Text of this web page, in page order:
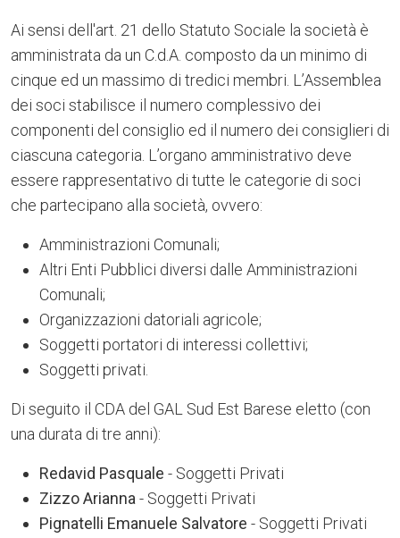
Ai sensi dell'art. 21 dello Statuto Sociale la società è
amministrata da un C.d.A. composto da un minimo di
cinque ed un massimo di tredici membri. L’Assemblea
dei soci stabilisce il numero complessivo dei
componenti del consiglio ed il numero dei consiglieri di
ciascuna categoria. L’organo amministrativo deve
essere rappresentativo di tutte le categorie di soci
che partecipano alla società, ovvero:
Amministrazioni Comunali;
Altri Enti Pubblici diversi dalle Amministrazioni
Comunali;
Organizzazioni datoriali agricole;
Soggetti portatori di interessi collettivi;
Soggetti privati.
Di seguito il CDA del GAL Sud Est Barese eletto (con
una durata di tre anni):
Redavid Pasquale - Soggetti Privati
Zizzo Arianna - Soggetti Privati
Pignatelli Emanuele Salvatore - Soggetti Privati